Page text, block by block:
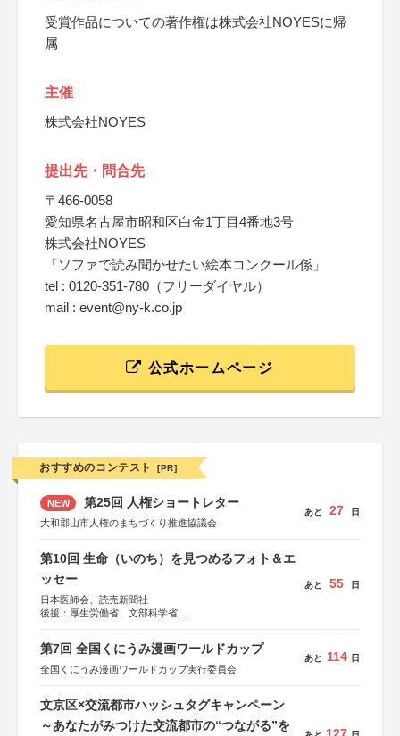
受賞作品についての著作権は株式会社NOYESに帰
属
主催
株式会社NOYES
提出先・問合先
〒466-0058
愛知県名古屋市昭和区白金1丁目4番地3号
株式会社NOYES
「ソファで読み聞かせたい絵本コンクール係」
tel : 0120-351-780（フリーダイヤル）
mail : event@ny-k.co.jp
公式ホームページ
おすすめのコンテスト [PR]
NEW 第25回 人権ショートレター
大和郡山市人権のまちづくり推進協議会
あと 27 日
第10回 生命（いのち）を見つめるフォト＆エ
ッセー
日本医師会、読売新聞社
後援：厚生労働省、文部科学省
あと 55 日
第7回 全国くにうみ漫画ワールドカップ
全国くにうみ漫画ワールドカップ実行委員会
あと 114 日
文京区×交流都市ハッシュタグキャンペーン
～あなたがみつけた交流都市の“つながる”を